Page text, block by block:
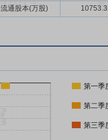
流通股本(万股)
第一季
第二季
第三季